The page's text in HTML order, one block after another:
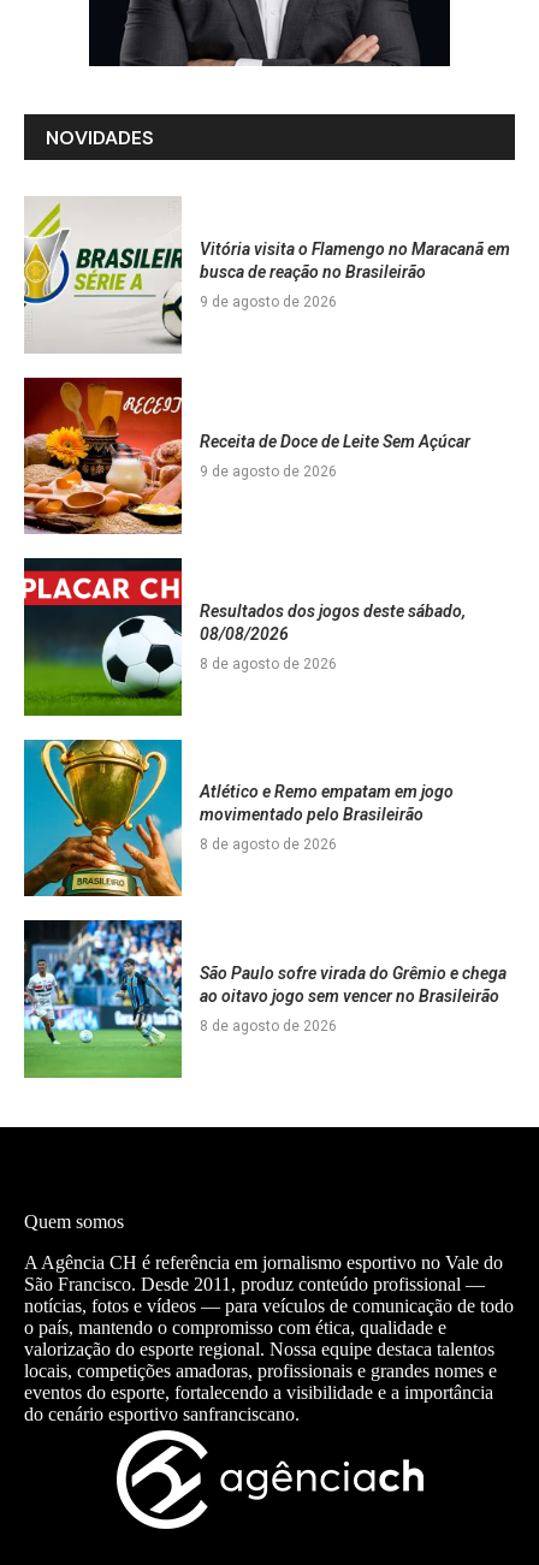
NOVIDADES
Vitória visita o Flamengo no Maracanã em
busca de reação no Brasileirão
9 de agosto de 2026
Receita de Doce de Leite Sem Açúcar
9 de agosto de 2026
Resultados dos jogos deste sábado,
08/08/2026
8 de agosto de 2026
Atlético e Remo empatam em jogo
movimentado pelo Brasileirão
8 de agosto de 2026
São Paulo sofre virada do Grêmio e chega
ao oitavo jogo sem vencer no Brasileirão
8 de agosto de 2026
Quem somos
A Agência CH é referência em jornalismo esportivo no Vale do
São Francisco. Desde 2011, produz conteúdo profissional —
notícias, fotos e vídeos — para veículos de comunicação de todo
o país, mantendo o compromisso com ética, qualidade e
valorização do esporte regional. Nossa equipe destaca talentos
locais, competições amadoras, profissionais e grandes nomes e
eventos do esporte, fortalecendo a visibilidade e a importância
do cenário esportivo sanfranciscano.